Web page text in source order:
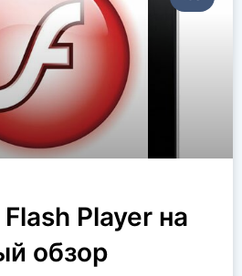
Player на
обзор